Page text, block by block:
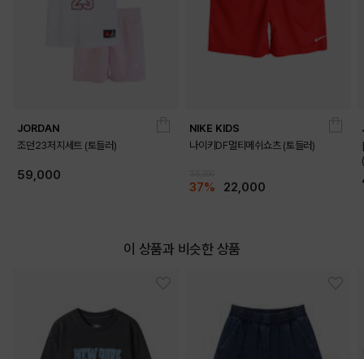
JORDAN
조던23저지세트 (토들러)
59,000
NIKE KIDS
나이키DF멀티메쉬쇼츠 (토들러)
37% 22,000
이 상품과 비슷한 상품